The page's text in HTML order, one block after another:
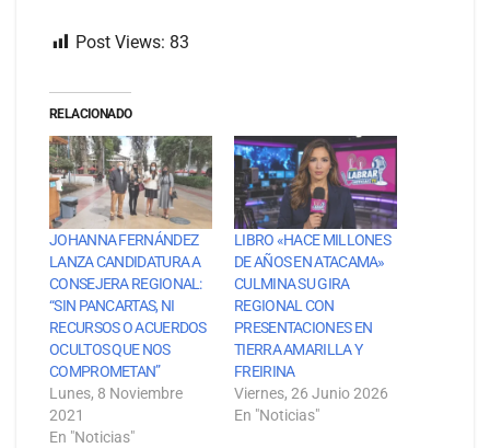
Post Views: 83
RELACIONADO
JOHANNA FERNÁNDEZ
LANZA CANDIDATURA A
CONSEJERA REGIONAL:
“SIN PANCARTAS, NI
RECURSOS O ACUERDOS
OCULTOS QUE NOS
COMPROMETAN”
Lunes, 8 Noviembre
2021
En "Noticias"
LIBRO «HACE MILLONES
DE AÑOS EN ATACAMA»
CULMINA SU GIRA
REGIONAL CON
PRESENTACIONES EN
TIERRA AMARILLA Y
FREIRINA
Viernes, 26 Junio 2026
En "Noticias"